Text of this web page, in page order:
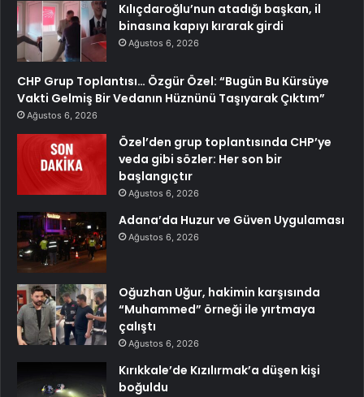
Kılıçdaroğlu’nun atadığı başkan, il
binasına kapıyı kırarak girdi
Ağustos 6, 2026
CHP Grup Toplantısı… Özgür Özel: “Bugün Bu Kürsüye
Vakti Gelmiş Bir Vedanın Hüznünü Taşıyarak Çıktım”
Ağustos 6, 2026
Özel’den grup toplantısında CHP’ye
veda gibi sözler: Her son bir
başlangıçtır
Ağustos 6, 2026
Adana’da Huzur ve Güven Uygulaması
Ağustos 6, 2026
Oğuzhan Uğur, hakimin karşısında
“Muhammed” örneği ile yırtmaya
çalıştı
Ağustos 6, 2026
Kırıkkale’de Kızılırmak’a düşen kişi
boğuldu